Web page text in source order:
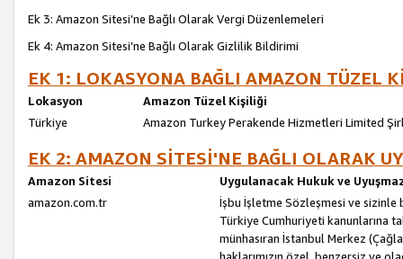
Ek 3: Amazon Sitesi’ne Bağlı Olarak Vergi Düzenlemeleri
Ek 4: Amazon Sitesi’ne Bağlı Olarak Gizlilik Bildirimi
EK 1: LOKASYONA BAĞLI AMAZON TÜZEL
Lokasyon
Amazon Tüzel Kişiliği
Türkiye
Amazon Turkey Perakende Hizmetleri Limited
EK 2: AMAZON SİTESİ'NE BAĞLI OLARAK
Amazon Sitesi
Uygulanacak Hukuk ve
amazon.com.tr
İşbu İşletme Sözleşmesi ve sizinle
Türkiye Cumhuriyeti kanunlarına
münhasıran İstanbul Merkez